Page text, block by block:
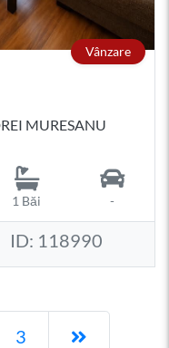
Vânzare
MURESANU
1 Băi -
ID: 118990
3